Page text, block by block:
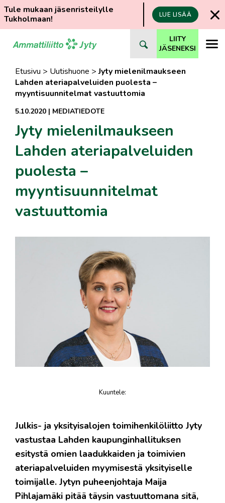
Tule mukaan jäsenristeilylle
Tukholmaan!
LUE LISÄÄ
suoraan
LIITY
JÄSENEKSI
Etusivu > Uutishuone >Jyty mielenilmaukseen
Lahden ateriapalveluiden puolesta –
myyntisuunnitelmat vastuuttomia
5.10.2020 | MEDIATIEDOTE
Jyty mielenilmaukseen
Lahden ateriapalveluiden
puolesta –
myyntisuunnitelmat
vastuuttomia
Kuuntele:
Julkis- ja yksityisalojen toimihenkilöliitto Jyty
vastustaa Lahden kaupunginhallituksen
esitystä omien laadukkaiden ja toimivien
ateriapalveluiden myymisestä yksityiselle
toimijalle. Jytyn puheenjohtaja Maija
Pihlajamäki pitää täysin vastuuttomana sitä,